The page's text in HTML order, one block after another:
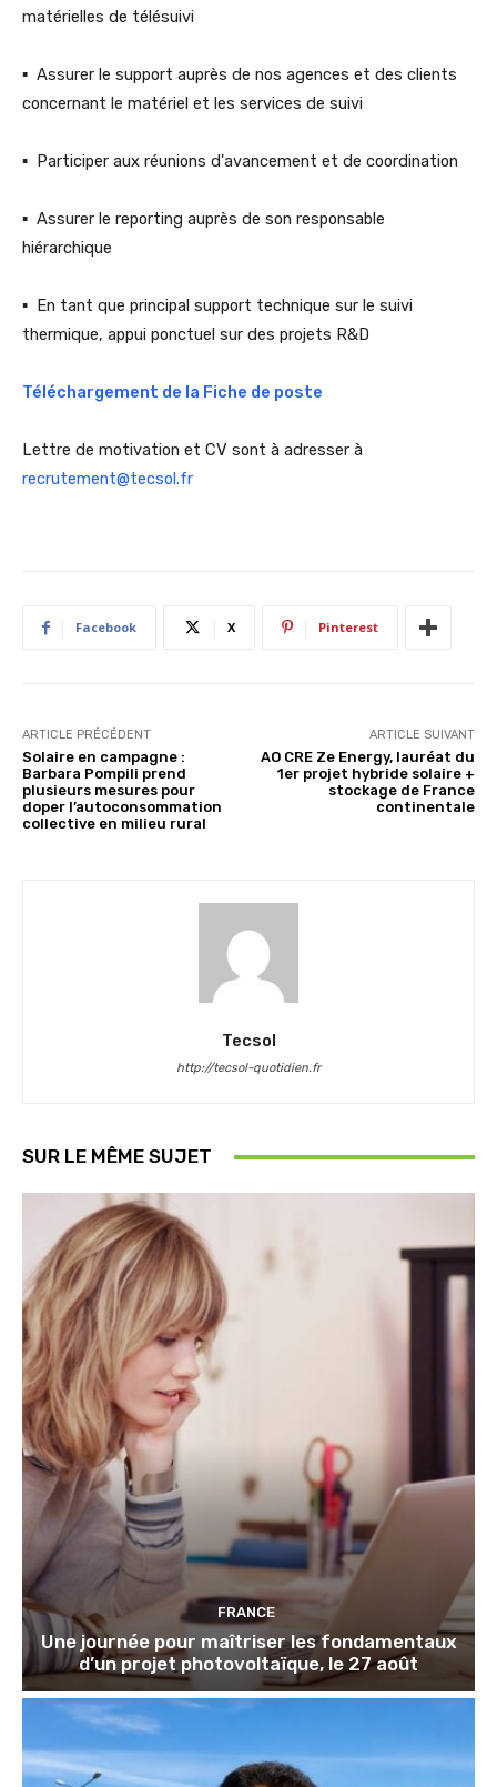
matérielles de télésuivi
▪ Assurer le support auprès de nos agences et des clients
concernant le matériel et les services de suivi
▪ Participer aux réunions d'avancement et de coordination
▪ Assurer le reporting auprès de son responsable
hiérarchique
▪ En tant que principal support technique sur le suivi
thermique, appui ponctuel sur des projets R&D
Téléchargement de la Fiche de poste
Lettre de motivation et CV sont à adresser à
recrutement@tecsol.fr
Facebook X Pinterest
ARTICLE PRÉCÉDENT
Solaire en campagne :
Barbara Pompili prend
plusieurs mesures pour
doper l’autoconsommation
collective en milieu rural
ARTICLE SUIVANT
AO CRE Ze Energy, lauréat du
1er projet hybride solaire +
stockage de France
continentale
Tecsol
http://tecsol-quotidien.fr
SUR LE MÊME SUJET
FRANCE
Une journée pour maîtriser les fondamentaux
d’un projet photovoltaïque, le 27 août